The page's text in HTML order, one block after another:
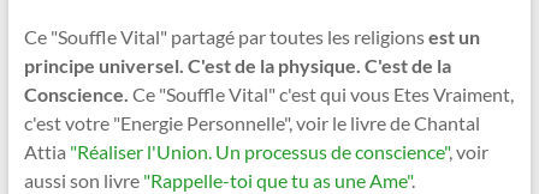
Ce "Souffle Vital" partagé par toutes les religionsest un
principe universel. C'est de la physique. C'est de la
Conscience. Ce "Souffle Vital" c'est qui vous Etes Vraiment,
c'est votre "Energie Personnelle", voir le livre de Chantal
Attia "Réaliser l'Union. Un processus de conscience", voir
aussi son livre "Rappelle-toi que tu as une Ame".